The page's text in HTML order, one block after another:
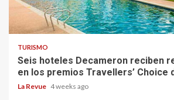
TURISMO
Seis hoteles Decameron reciben
en los premios Travellers’ Choice
La Revue 4 weeks ago